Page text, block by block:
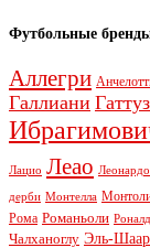
Футбольные
Аллегри
Галлиани
Лацио Леао Леонардо
дерби Монтелла
Рома Романьоли
Чалханоглу Эль-